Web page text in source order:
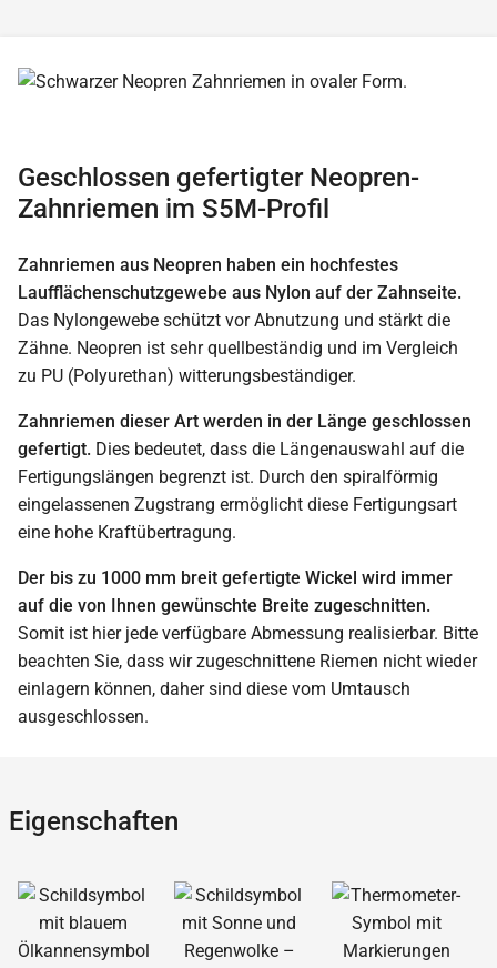
Geschlossen gefertigter Neopren-
Zahnriemen im S5M-Profil
Zahnriemen aus Neopren haben ein hochfestes
Laufflächenschutzgewebe aus Nylon auf der Zahnseite.
Das Nylongewebe schützt vor Abnutzung und stärkt die
Zähne. Neopren ist sehr quellbeständig und im Vergleich
zu PU (Polyurethan) witterungsbeständiger.
Zahnriemen dieser Art werden in der Länge geschlossen
gefertigt. Dies bedeutet, dass die Längenauswahl auf die
Fertigungslängen begrenzt ist. Durch den spiralförmig
eingelassenen Zugstrang ermöglicht diese Fertigungsart
eine hohe Kraftübertragung.
Der bis zu 1000 mm breit gefertigte Wickel wird immer
auf die von Ihnen gewünschte Breite zugeschnitten.
Somit ist hier jede verfügbare Abmessung realisierbar. Bitte
beachten Sie, dass wir zugeschnittene Riemen nicht wieder
einlagern können, daher sind diese vom Umtausch
ausgeschlossen.
Eigenschaften